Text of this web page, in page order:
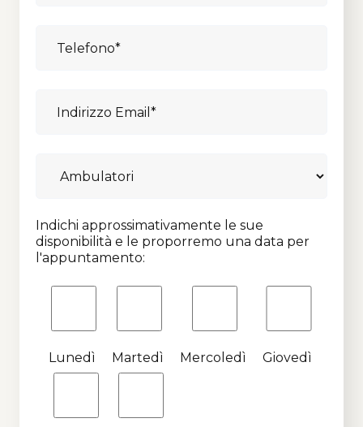
Indichi approssimativamente le sue
disponibilità e le proporremo una data per
l'appuntamento:
Lunedì Martedì Mercoledì Giovedì